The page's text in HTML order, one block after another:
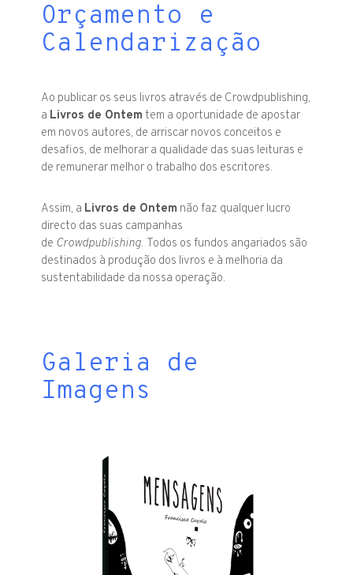
Orçamento e
Calendarização
Ao publicar os seus livros através de Crowdpublishing,
a Livros de Ontem tem a oportunidade de apostar
em novos autores, de arriscar novos conceitos e
desafios, de melhorar a qualidade das suas leituras e
de remunerar melhor o trabalho dos escritores.
Assim, a Livros de Ontem não faz qualquer lucro
directo das suas campanhas
de Crowdpublishing. Todos os fundos angariados são
destinados à produção dos livros e à melhoria da
sustentabilidade da nossa operação.
Galeria de
Imagens